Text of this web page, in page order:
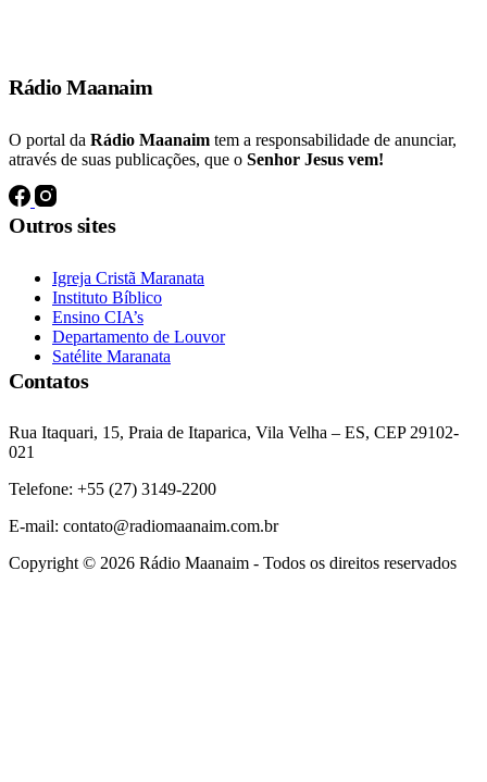
Rádio Maanaim
O portal da Rádio Maanaim tem a responsabilidade de anunciar,
através de suas publicações, que o Senhor Jesus vem!
Outros sites
Igreja Cristã Maranata
Instituto Bíblico
Ensino CIA’s
Departamento de Louvor
Satélite Maranata
Contatos
Rua Itaquari, 15, Praia de Itaparica, Vila Velha – ES, CEP 29102-
021
Telefone: +55 (27) 3149-2200
E-mail: contato@radiomaanaim.com.br
Copyright © 2026 Rádio Maanaim - Todos os direitos reservados